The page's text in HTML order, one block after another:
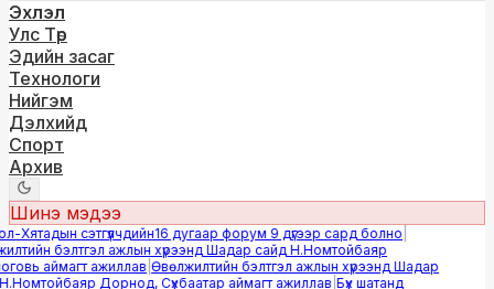
Эхлэл
Улс Төр
Эдийн засаг
Технологи
Нийгэм
Дэлхийд
Спорт
Архив
Шинэ мэдээ
сэтгүүлчдийн16 дугаар форум 9 дүгээр сард болно|
бэлтгэл ажлын хүрээнд Шадар сайд Н.Номтойбаяр
аймагт ажиллав|Өвөлжилтийн бэлтгэл ажлын хүрээнд Шадар
Дорнод, Сүхбаатар аймагт ажиллав|Бүх шатанд